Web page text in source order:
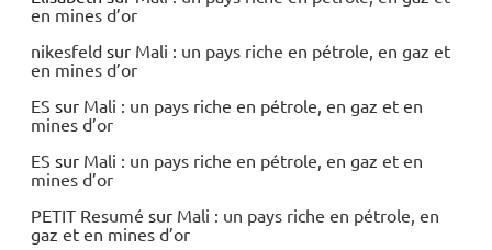
en mines d’or
nikesfeld sur Mali : un pays riche en pétrole, en gaz et
en mines d’or
ES sur Mali : un pays riche en pétrole, en gaz et en
mines d’or
ES sur Mali : un pays riche en pétrole, en gaz et en
mines d’or
PETIT Resumé sur Mali : un pays riche en pétrole, en
gaz et en mines d’or